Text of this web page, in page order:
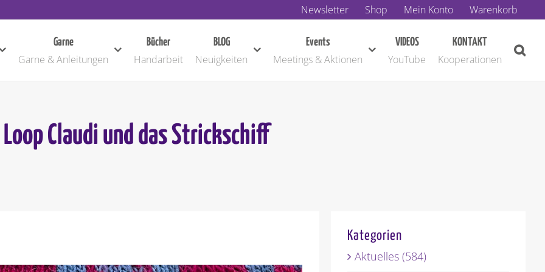
Newsletter Shop Mein Konto Warenkorb
Garne
Garne & Anleitungen
Bücher
Handarbeit
BLOG
Neuigkeiten
Events
Meetings & Aktionen
VIDEOS
YouTube
KONTAKT
Kooperationen
Loop Claudi und das Strickschiff
Kategorien
Aktuelles (584)